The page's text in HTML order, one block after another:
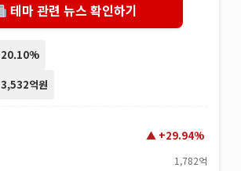
테마 관련 뉴스 확인하기
20.10%
3,532억원
+29.94%
1,782억